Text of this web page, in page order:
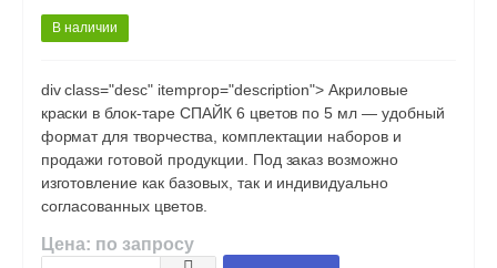
В наличии
div class="desc" itemprop="description"> Акриловые
краски в блок-таре СПАЙК 6 цветов по 5 мл — удобный
формат для творчества, комплектации наборов и
продажи готовой продукции. Под заказ возможно
изготовление как базовых, так и индивидуально
согласованных цветов.
Цена: по запросу